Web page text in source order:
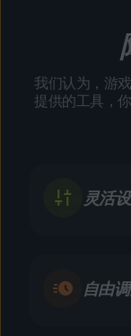
我们认为，游
提供的工具，
灵活
自由